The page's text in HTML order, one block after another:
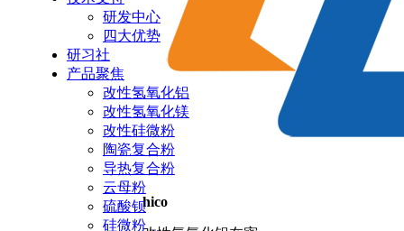
研发中心
四大优势
研习社
产品聚焦
改性氢氧化铝
改性氢氧化镁
改性硅微粉
陶瓷复合粉
导热复合粉
云母粉
硫酸钡
硅微粉
hico